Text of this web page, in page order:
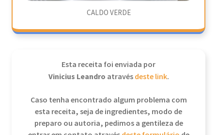
CALDO VERDE
Esta receita foi enviada por
Vinicius Leandro atravésdeste link.
Caso tenha encontrado algum problema com
esta receita, seja de ingredientes, modo de
preparo ou autoria, pedimos a gentileza de